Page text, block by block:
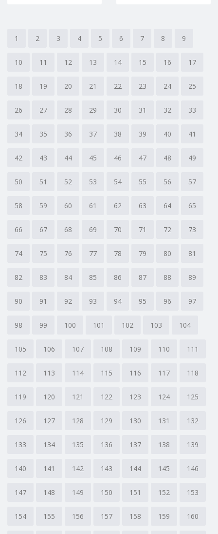
1 2 3 4 5 6 7 8 9
10 11 12 13 14 15 16 17
18 19 20 21 22 23 24 25
26 27 28 29 30 31 32 33
34 35 36 37 38 39 40 41
42 43 44 45 46 47 48 49
50 51 52 53 54 55 56 57
58 59 60 61 62 63 64 65
66 67 68 69 70 71 72 73
74 75 76 77 78 79 80 81
82 83 84 85 86 87 88 89
90 91 92 93 94 95 96 97
98 99 100 101 102 103 104
105 106 107 108 109 110 111
112 113 114 115 116 117 118
119 120 121 122 123 124 125
126 127 128 129 130 131 132
133 134 135 136 137 138 139
140 141 142 143 144 145 146
147 148 149 150 151 152 153
154 155 156 157 158 159 160